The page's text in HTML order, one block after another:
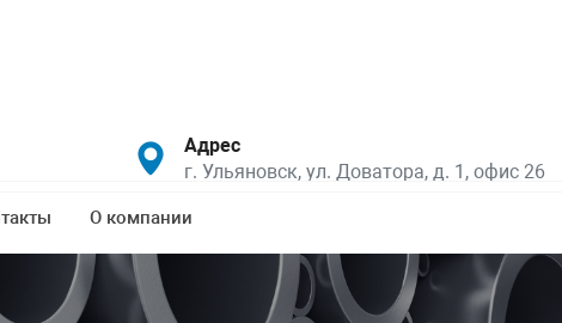
Адрес
г. Ульяновск, ул. Доватора, д. 1, офис 26
О компании